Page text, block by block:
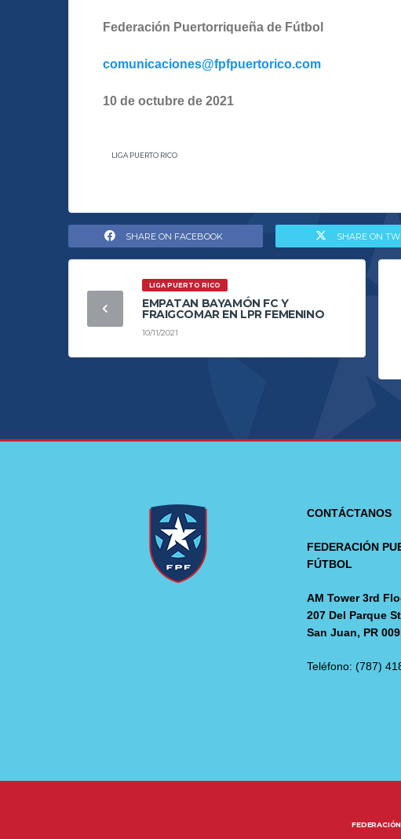
Federación Puertorriqueña de Fútbol
comunicaciones@fpfpuertorico.com
10 de octubre de 2021
LIGA PUERTO RICO
SHARE ON FACEBOOK SHARE ON
LIGA PUERTO RICO
EMPATAN BAYAMÓN FC Y
FRAIGCOMAR EN LPR FEMENINO
10/11/2021
CONTÁCTANOS
FEDERACIÓN
FÚTBOL
AM Tower 3rd
207 Del Parque
San Juan, PR
Teléfono: (787)